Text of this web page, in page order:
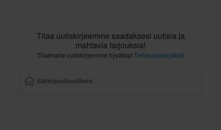
311 x 393 x 306 mm
Tilaa uutiskirjeemme saadaksesi uutisia ja
mahtavia tarjouksia!
Tilaamalla uutiskirjeemme hyväksytTietosuojakäytäntö